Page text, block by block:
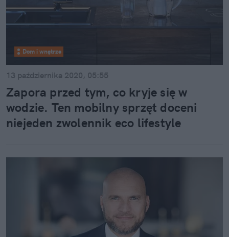
Dom i wnętrze
13 października 2020, 05:55
Zapora przed tym, co kryje się w
wodzie. Ten mobilny sprzęt doceni
niejeden zwolennik eco lifestyle